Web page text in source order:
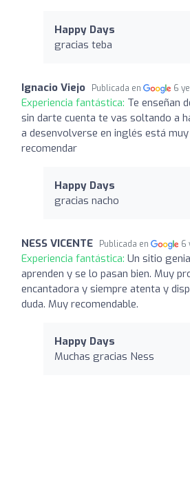
Happy Days
gracias teba
Ignacio Viejo Publicada en 6
Experiencia fantástica: Te enseñan
sin darte cuenta te vas soltando a
a desenvolverse en inglés está muy
recomendar
Happy Days
gracias nacho
NESS VICENTE Publicada en 6
Experiencia fantástica: Un sitio
aprenden y se lo pasan bien. Muy
encantadora y siempre atenta y
duda. Muy recomendable.
Happy Days
Muchas gracias Ness